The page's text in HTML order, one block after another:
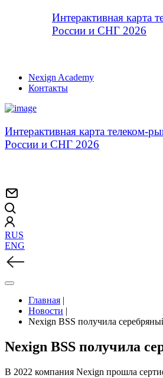
Интерактивная карта
России и СНГ 2026
Nexign Academy
Контакты
Интерактивная карта телеком-
России и СНГ 2026
RUS
ENG
Главная |
Новости |
Nexign BSS получила
Nexign BSS получила
В 2022 компания Nexign прошла